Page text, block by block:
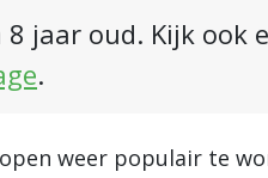
8 jaar oud. Kijk
.
weer populair te